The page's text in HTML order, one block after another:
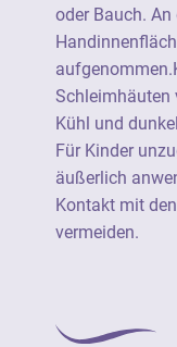
oder Bauch.
Schleimhäuten
Kühl und
Für Kinder
äußerlich
Kontakt mit
vermeiden.